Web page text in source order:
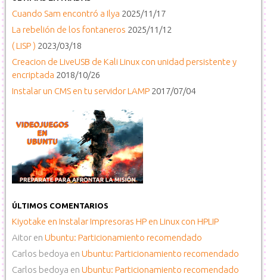
Cuando Sam encontró a Ilya 2025/11/17
La rebelión de los fontaneros 2025/11/12
( LISP ) 2023/03/18
Creacion de LiveUSB de Kali Linux con unidad persistente y
encriptada 2018/10/26
Instalar un CMS en tu servidor LAMP 2017/07/04
ÚLTIMOS COMENTARIOS
Kiyotake en Instalar Impresoras HP en Linux con HPLIP
Aitor en Ubuntu: Particionamiento recomendado
Carlos bedoya en Ubuntu: Particionamiento recomendado
Carlos bedoya en Ubuntu: Particionamiento recomendado